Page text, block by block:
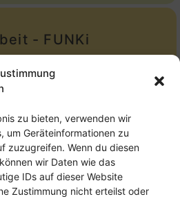
zu bieten, verwenden wir
um Geräteinformationen zu
zuzugreifen. Wenn du diesen
wir Daten wie das
IDs auf dieser Website
Zustimmung nicht erteilst oder
- FUNKi
- Easthouse